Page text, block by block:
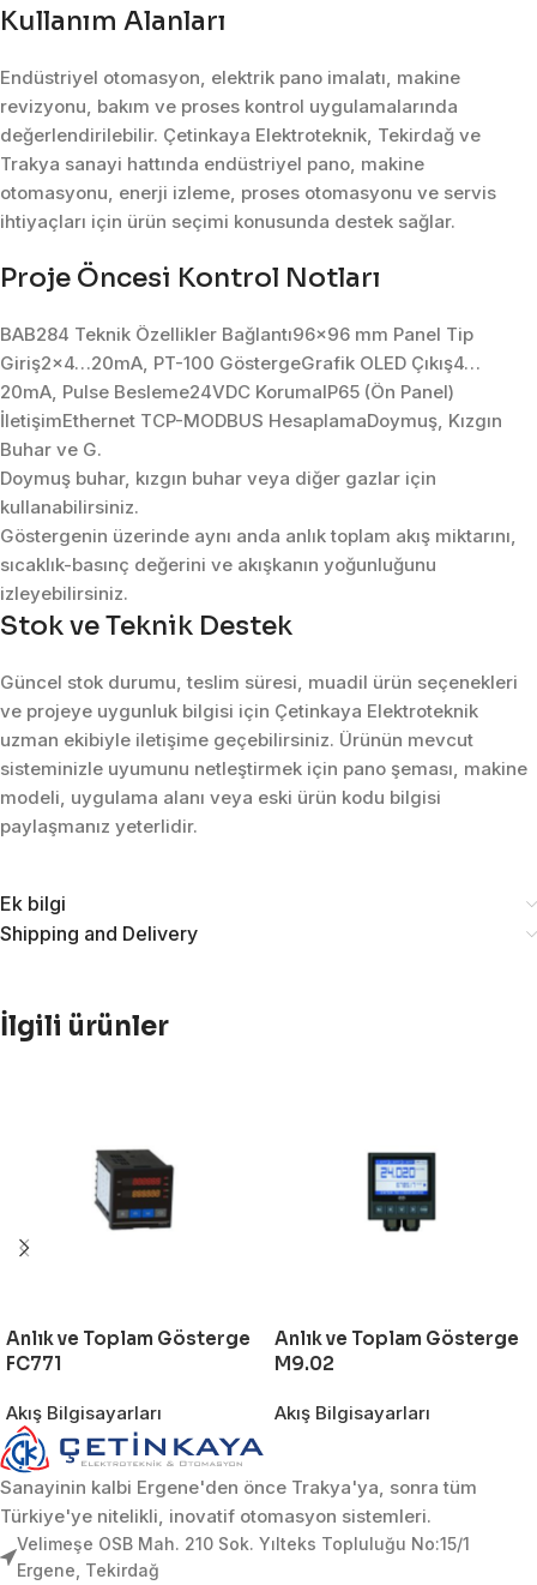
Kullanım Alanları
Endüstriyel otomasyon, elektrik pano imalatı, makine
revizyonu, bakım ve proses kontrol uygulamalarında
değerlendirilebilir. Çetinkaya Elektroteknik, Tekirdağ ve
Trakya sanayi hattında endüstriyel pano, makine
otomasyonu, enerji izleme, proses otomasyonu ve servis
ihtiyaçları için ürün seçimi konusunda destek sağlar.
Proje Öncesi Kontrol Notları
BAB284 Teknik Özellikler Bağlantı96×96 mm Panel Tip
Giriş2×4…20mA, PT-100 GöstergeGrafik OLED Çıkış4…
20mA, Pulse Besleme24VDC KorumaIP65 (Ön Panel)
İletişimEthernet TCP-MODBUS HesaplamaDoymuş, Kızgın
Buhar ve G.
Doymuş buhar, kızgın buhar veya diğer gazlar için
kullanabilirsiniz.
Göstergenin üzerinde aynı anda anlık toplam akış miktarını,
sıcaklık-basınç değerini ve akışkanın yoğunluğunu
izleyebilirsiniz.
Stok ve Teknik Destek
Güncel stok durumu, teslim süresi, muadil ürün seçenekleri
ve projeye uygunluk bilgisi için Çetinkaya Elektroteknik
uzman ekibiyle iletişime geçebilirsiniz. Ürünün mevcut
sisteminizle uyumunu netleştirmek için pano şeması, makine
modeli, uygulama alanı veya eski ürün kodu bilgisi
paylaşmanız yeterlidir.
Ek bilgi
Shipping and Delivery
İlgili ürünler
Anlık ve Toplam Gösterge
FC771
Akış Bilgisayarları
Anlık ve Toplam Gösterge
M9.02
Akış Bilgisayarları
Sanayinin kalbi Ergene'den önce Trakya'ya, sonra tüm
Türkiye'ye nitelikli, inovatif otomasyon sistemleri.
Velimeşe OSB Mah. 210 Sok. Yılteks Topluluğu No:15/1
Ergene, Tekirdağ